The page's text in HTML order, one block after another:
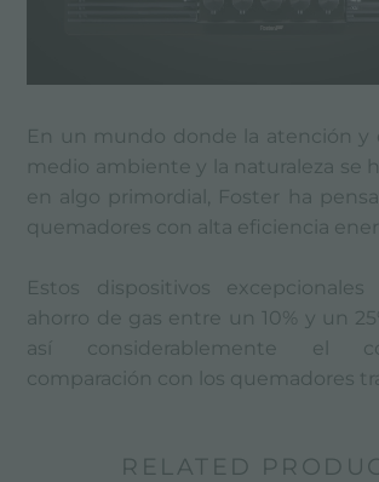
En un mundo donde la atención y
medio ambiente y la naturaleza se
en algo primordial, Foster ha
quemadores con alta eficiencia
Estos dispositivos
ahorro de gas entre un 10% y un
así considerablemente el
comparación con los quemadores
RELATED